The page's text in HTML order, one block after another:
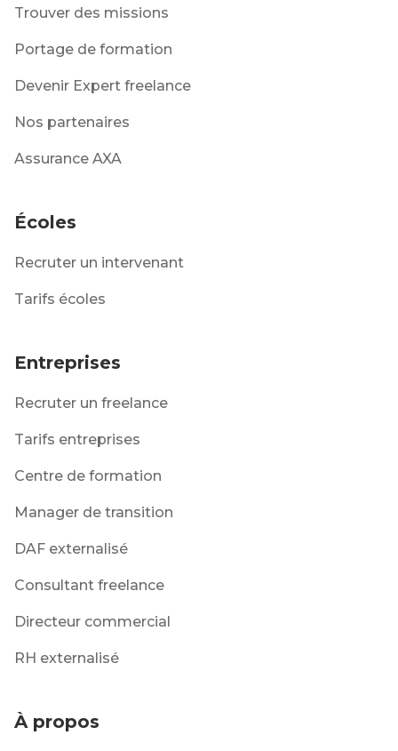
Trouver des missions
Portage de formation
Devenir Expert freelance
Nos partenaires
Assurance AXA
Écoles
Recruter un intervenant
Tarifs écoles
Entreprises
Recruter un freelance
Tarifs entreprises
Centre de formation
Manager de transition
DAF externalisé
Consultant freelance
Directeur commercial
RH externalisé
À propos